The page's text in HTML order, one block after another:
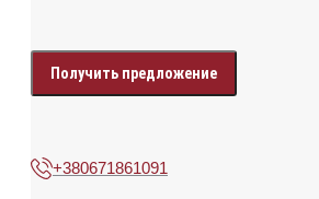
your
data
+380671861091